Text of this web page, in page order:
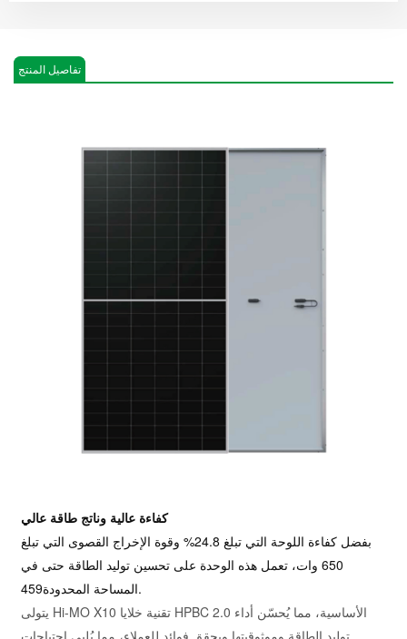
تفاصيل المنتج
كفاءة عالية وناتج طاقة عالي
بفضل كفاءة اللوحة التي تبلغ 24.8% وقوة الإخراج القصوى التي تبلغ
650 وات، تعمل هذه الوحدة على تحسين توليد الطاقة حتى في
المساحة المحدودة459.
يتولى Hi-MO X10 تقنية خلايا HPBC 2.0 الأساسية، مما يُحسّن أداء
توليد الطاقة وموثوقيتها ويحقق فوائد للعملاء، مما يُلبي احتياجات